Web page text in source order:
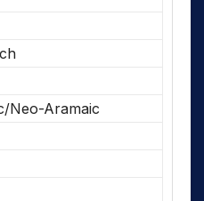
Neo-Aramaic